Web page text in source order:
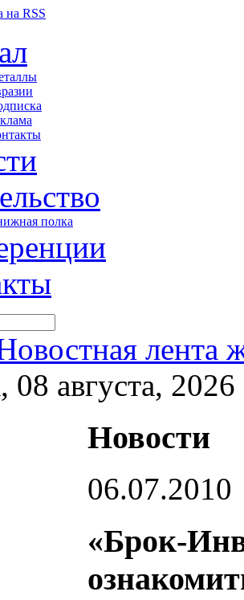
полка
лента
08 августа, 2026
Новости
06.07.2010
«Брок-